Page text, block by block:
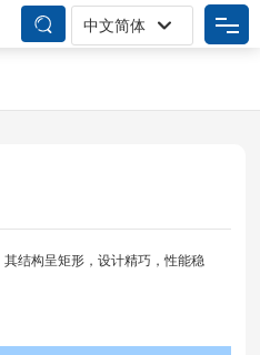
中文简体
中文简体
结构呈矩形，设计精巧，性能稳